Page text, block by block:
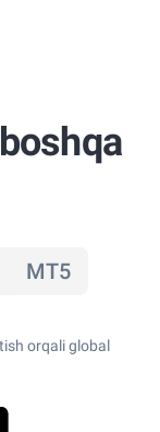
MT5
orqali global